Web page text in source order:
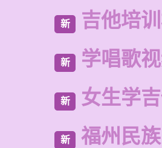
新 吉他培
新 学唱歌
新 女生学
新 福州民